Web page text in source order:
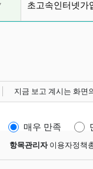
초고속인터넷가
지금 보고 계시는 화면
매우 만족
항목관리자이용자정책